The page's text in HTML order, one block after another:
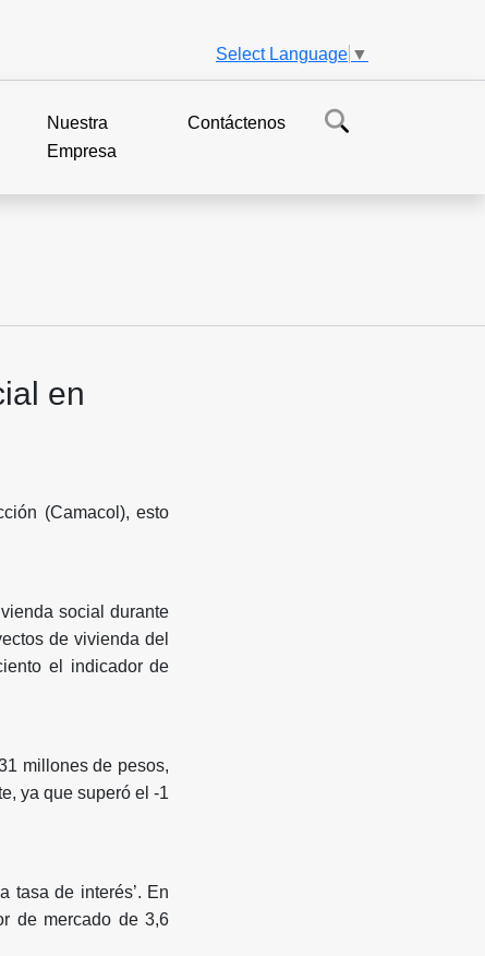
Select Language ▼
Nuestra
Empresa
Contáctenos
en
(Camacol), esto
social durante
de vivienda del
el indicador de
millones de pesos,
ya que superó el -1
tasa de interés’. En
de mercado de 3,6